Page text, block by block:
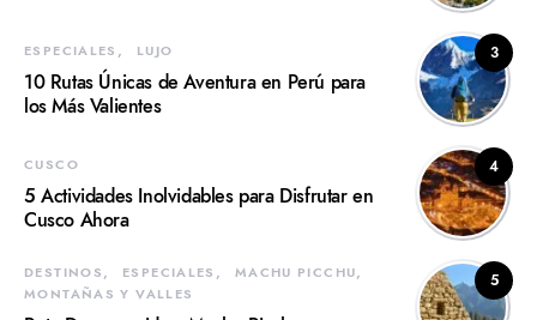
3
ESPECIALES LUJO
10 Rutas Únicas de Aventura en Perú para
los Más Valientes
4
CUSCO
5 Actividades Inolvidables para Disfrutar en
Cusco Ahora
5
DESTINOS ESPECIALES
MACHU PICCHU
MONTAÑAS Y VALLES